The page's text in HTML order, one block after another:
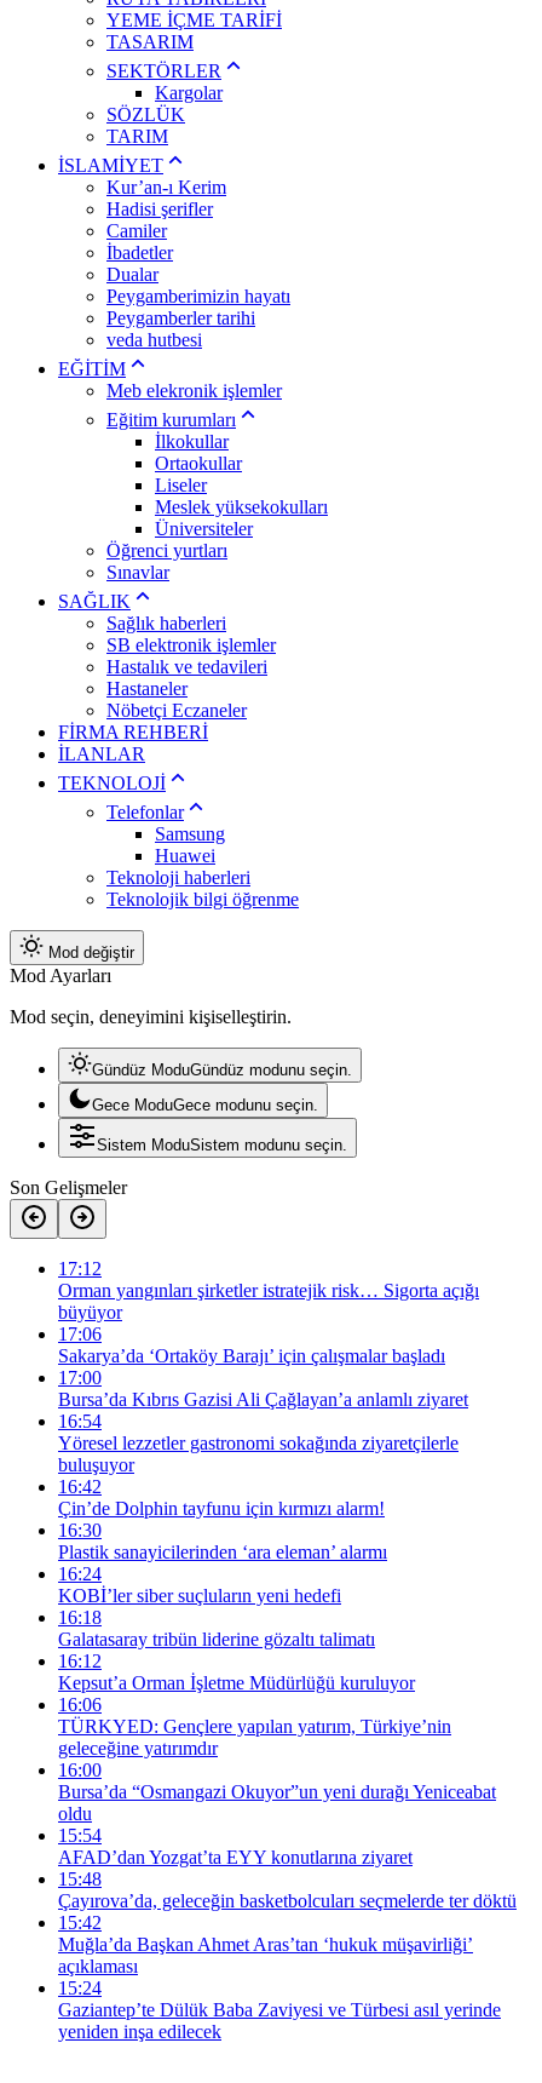
YEME İÇME TARİFİ
TASARIM
SEKTÖRLER
Kargolar
SÖZLÜK
TARIM
İSLAMİYET
Kur’an-ı Kerim
Hadisi şerifler
Camiler
İbadetler
Dualar
Peygamberimizin hayatı
Peygamberler tarihi
veda hutbesi
EĞİTİM
Meb elekronik işlemler
Eğitim kurumları
İlkokullar
Ortaokullar
Liseler
Meslek yüksekokulları
Üniversiteler
Öğrenci yurtları
Sınavlar
SAĞLIK
Sağlık haberleri
SB elektronik işlemler
Hastalık ve tedavileri
Hastaneler
Nöbetçi Eczaneler
FİRMA REHBERİ
İLANLAR
TEKNOLOJİ
Telefonlar
Samsung
Huawei
Teknoloji haberleri
Teknolojik bilgi öğrenme
Mod değiştir
Mod Ayarları
Mod seçin, deneyimini kişiselleştirin.
Gündüz ModuGündüz modunu seçin.
Gece ModuGece modunu seçin.
Sistem ModuSistem modunu seçin.
Son Gelişmeler
17:12
Orman yangınları şirketler istratejik risk… Sigorta açığı
büyüyor
17:06
Sakarya’da ‘Ortaköy Barajı’ için çalışmalar başladı
17:00
Bursa’da Kıbrıs Gazisi Ali Çağlayan’a anlamlı ziyaret
16:54
Yöresel lezzetler gastronomi sokağında ziyaretçilerle
buluşuyor
16:42
Çin’de Dolphin tayfunu için kırmızı alarm!
16:30
Plastik sanayicilerinden ‘ara eleman’ alarmı
16:24
KOBİ’ler siber suçluların yeni hedefi
16:18
Galatasaray tribün liderine gözaltı talimatı
16:12
Kepsut’a Orman İşletme Müdürlüğü kuruluyor
16:06
TÜRKYED: Gençlere yapılan yatırım, Türkiye’nin
geleceğine yatırımdır
16:00
Bursa’da “Osmangazi Okuyor”un yeni durağı Yeniceabat
oldu
15:54
AFAD’dan Yozgat’ta EYY konutlarına ziyaret
15:48
Çayırova’da, geleceğin basketbolcuları seçmelerde ter döktü
15:42
Muğla’da Başkan Ahmet Aras’tan ‘hukuk müşavirliği’
açıklaması
15:24
Gaziantep’te Dülük Baba Zaviyesi ve Türbesi asıl yerinde
yeniden inşa edilecek